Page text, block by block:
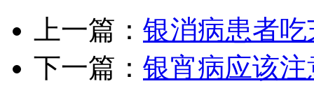
上一篇： 银消病患者
下一篇： 银宵病应该